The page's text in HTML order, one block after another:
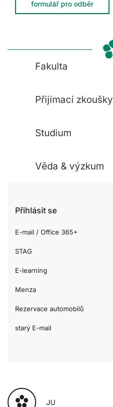
formulář pro odběr
Fakulta
Přijímací zkoušky
Studium
Věda & výzkum
Přihlásit se
E-mail / Office 365+
STAG
E-learning
Menza
Rezervace automobilů
starý E-mail
JU